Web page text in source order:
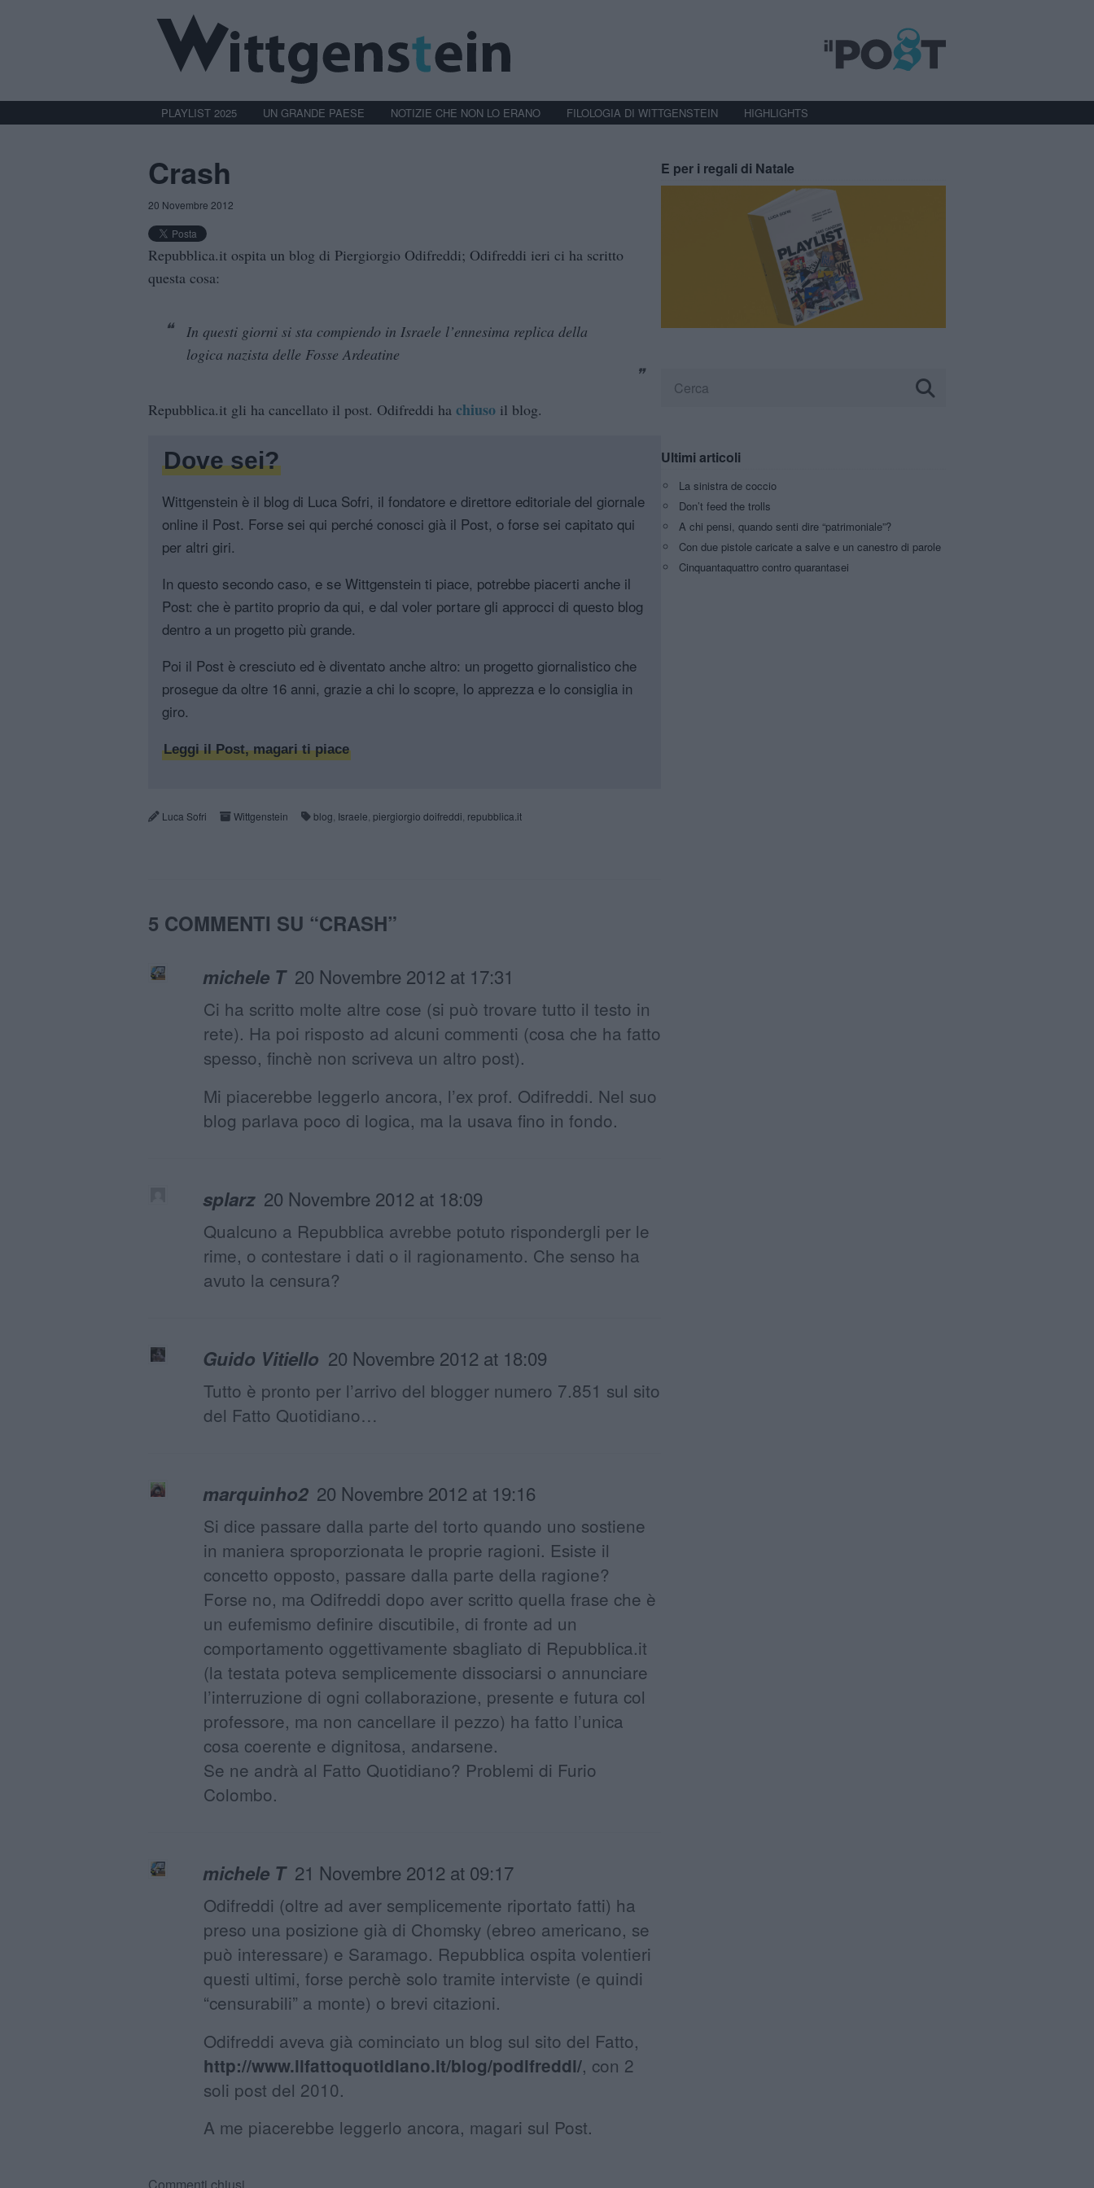
PLAYLIST 2025 UN GRANDE PAESE NOTIZIE CHE NON LO ERANO FILOLOGIA DI WITTGENSTEIN HIGHLIGHTS
Crash
20 Novembre 2012
Repubblica.it ospita un blog di Piergiorgio Odifreddi; Odifreddi ieri ci ha scritto
questa cosa:
In questi giorni si sta compiendo in Israele l’ennesima replica della
logica nazista delle Fosse Ardeatine
Repubblica.it gli ha cancellato il post. Odifreddi ha chiuso il blog.
Dove sei?
Wittgenstein è il blog di Luca Sofri, il fondatore e direttore editoriale del giornale
online il Post. Forse sei qui perché conosci già il Post, o forse sei capitato qui
per altri giri.
In questo secondo caso, e se Wittgenstein ti piace, potrebbe piacerti anche il
Post: che è partito proprio da qui, e dal voler portare gli approcci di questo blog
dentro a un progetto più grande.
Poi il Post è cresciuto ed è diventato anche altro: un progetto giornalistico che
prosegue da oltre 16 anni, grazie a chi lo scopre, lo apprezza e lo consiglia in
giro.
Leggi il Post, magari ti piace
Luca Sofri Wittgenstein blog Israele piergiorgio doifreddi repubblica.it
5 COMMENTI SU “CRASH”
michele T 20 Novembre 2012 at 17:31
Ci ha scritto molte altre cose (si può trovare tutto il testo in
rete). Ha poi risposto ad alcuni commenti (cosa che ha fatto
spesso, finchè non scriveva un altro post).
Mi piacerebbe leggerlo ancora, l’ex prof. Odifreddi. Nel suo
blog parlava poco di logica, ma la usava fino in fondo.
splarz 20 Novembre 2012 at 18:09
Qualcuno a Repubblica avrebbe potuto rispondergli per le
rime, o contestare i dati o il ragionamento. Che senso ha
avuto la censura?
Guido Vitiello 20 Novembre 2012 at 18:09
Tutto è pronto per l’arrivo del blogger numero 7.851 sul sito
del Fatto Quotidiano…
marquinho2 20 Novembre 2012 at 19:16
Si dice passare dalla parte del torto quando uno sostiene
in maniera sproporzionata le proprie ragioni. Esiste il
concetto opposto, passare dalla parte della ragione?
Forse no, ma Odifreddi dopo aver scritto quella frase che è
un eufemismo definire discutibile, di fronte ad un
comportamento oggettivamente sbagliato di Repubblica.it
(la testata poteva semplicemente dissociarsi o annunciare
l’interruzione di ogni collaborazione, presente e futura col
professore, ma non cancellare il pezzo) ha fatto l’unica
cosa coerente e dignitosa, andarsene.
Se ne andrà al Fatto Quotidiano? Problemi di Furio
Colombo.
michele T 21 Novembre 2012 at 09:17
Odifreddi (oltre ad aver semplicemente riportato fatti) ha
preso una posizione già di Chomsky (ebreo americano, se
può interessare) e Saramago. Repubblica ospita volentieri
questi ultimi, forse perchè solo tramite interviste (e quindi
“censurabili” a monte) o brevi citazioni.
Odifreddi aveva già cominciato un blog sul sito del Fatto,
http://www.ilfattoquotidiano.it/blog/podifreddi/, con 2
soli post del 2010.
A me piacerebbe leggerlo ancora, magari sul Post.
E per i regali di Natale
Ultimi articoli
La sinistra de coccio
Don’t feed the trolls
A chi pensi, quando senti dire “patrimoniale”?
Con due pistole caricate a salve e un canestro di parole
Cinquantaquattro contro quarantasei